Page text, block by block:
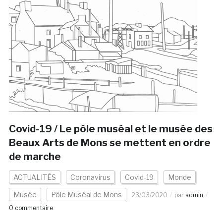
Covid-19 / Le pôle muséal et le musée des
Beaux Arts de Mons se mettent en ordre
de marche
ACTUALITÉS Coronavirus Covid-19 Monde
Musée Pôle Muséal de Mons 23/03/2020 par admin
0 commentaire